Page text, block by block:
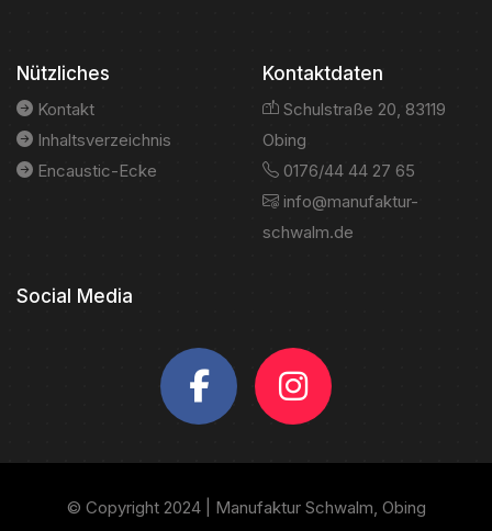
Nützliches
Kontakt
Inhaltsverzeichnis
Encaustic-Ecke
Kontaktdaten
Schulstraße 20, 83119
Obing
0176/44 44 27 65
info@manufaktur-
schwalm.de
Social Media
© Copyright 2024 | Manufaktur Schwalm, Obing